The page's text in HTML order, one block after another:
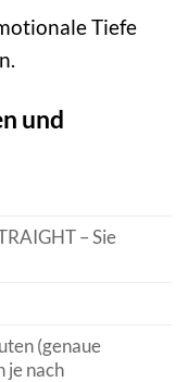
Tiefe
und
– Sie
(genaue
je nach